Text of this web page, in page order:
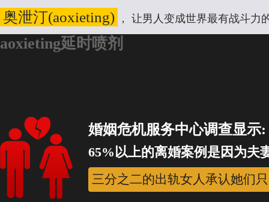
奥泄汀(aoxieting) ， 让男人变成世界最有战斗力
aoxieting延时喷剂
婚姻危机服务中心调查显示:
65%以上的离婚案例是因为夫
三分之二的出轨女人承认她们